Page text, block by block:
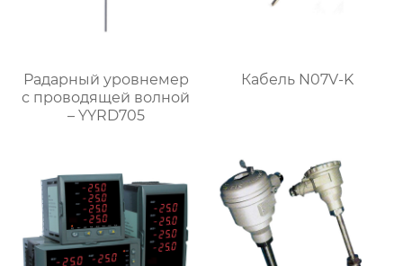
Радарный уровнемер
с проводящей волной
– YYRD705
Кабель N07V-K